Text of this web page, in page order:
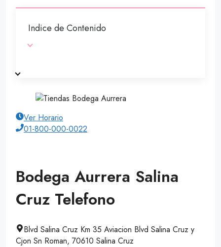
Indice de Contenido
Ver Horario
01-800-000-0022
Bodega Aurrera Salina
Cruz Telefono
Blvd Salina Cruz Km 35 Aviacion Blvd Salina Cruz y
Cjon Sn Roman, 70610 Salina Cruz